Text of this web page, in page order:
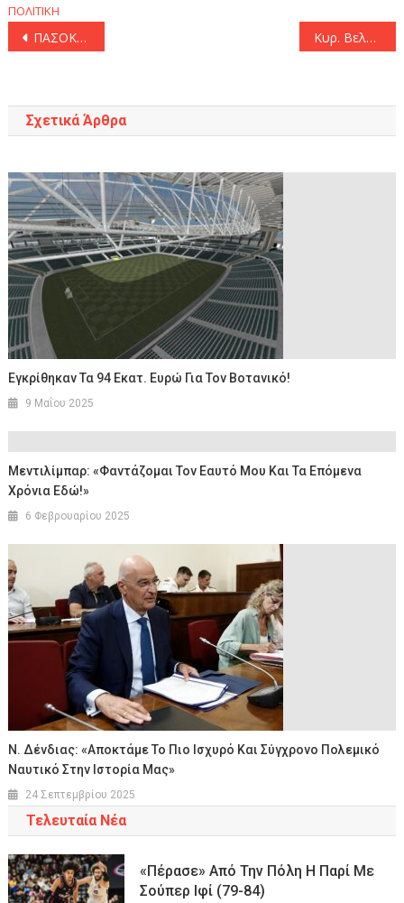
ΠΟΛΙΤΙΚΗ
Πλοήγηση
ΠΑΣΟΚ-ΚΙΝΑΛ: «Η κυβέρνηση της ΝΔ είναι η επιτομή του καθεστωτισμού και του πελατειακού κράτους» Κυρ. Βελόπουλος: «H ΝΔ με τα ιδιωτικά πανεπιστήμια παραβιάζει το Σύνταγμα»
Σχετικά Άρθρα
Εγκρίθηκαν Τα 94 Εκατ. Ευρώ Για Τον Βοτανικό!
9 Μαΐου 2025
Μεντιλίμπαρ: «Φαντάζομαι Τον Εαυτό Μου Και Τα Επόμενα
Χρόνια Εδώ!»
6 Φεβρουαρίου 2025
N. Δένδιας: «Αποκτάμε Το Πιο Ισχυρό Και Σύγχρονο Πολεμικό
Ναυτικό Στην Ιστορία Μας»
24 Σεπτεμβρίου 2025
Τελευταία Νέα
«Πέρασε» Από Την Πόλη Η Παρί Με
Σούπερ Ιφί (79-84)